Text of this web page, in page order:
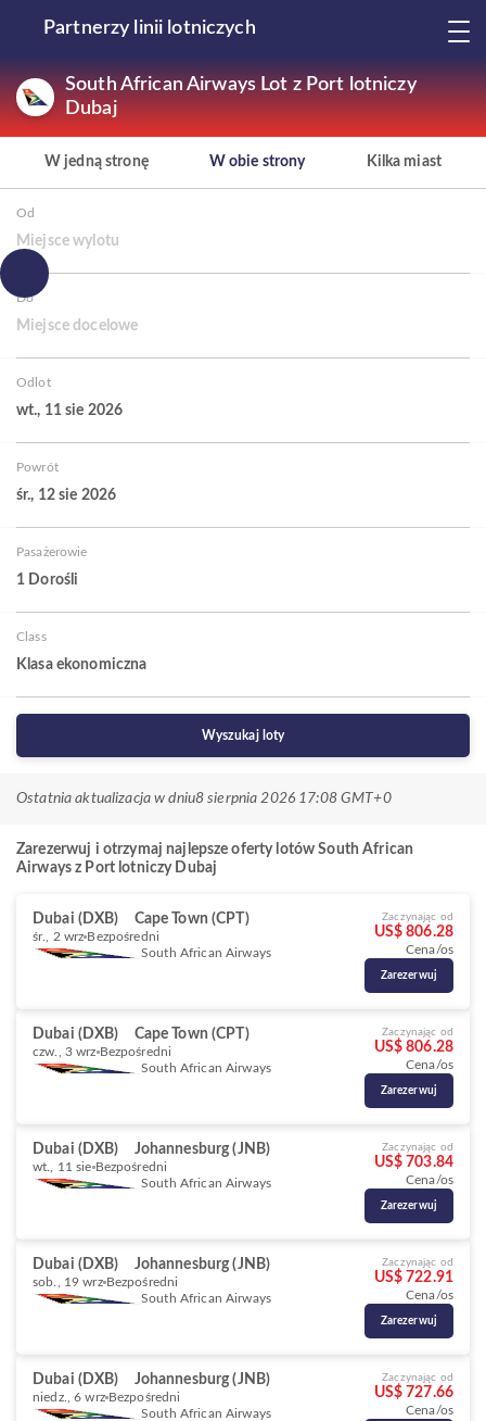
Partnerzy linii lotniczych
South African Airways Lot z Port lotniczy
Dubaj
W jedną stronę W obie strony Kilka miast
Od
Miejsce wylotu
Do
Miejsce docelowe
Odlot
wt., 11 sie 2026
Powrót
śr., 12 sie 2026
Pasażerowie
1 Dorośli
Class
Klasa ekonomiczna
Wyszukaj loty
Ostatnia aktualizacja w dniu8 sierpnia 2026 17:08 GMT+0
Zarezerwuj i otrzymaj najlepsze oferty lotów South African
Airways z Port lotniczy Dubaj
Dubai (DXB) Cape Town (CPT)
śr., 2 wrz Bezpośredni
South African Airways
Zaczynając od
US$ 806.28
Cena/os
Zarezerwuj
Dubai (DXB) Cape Town (CPT)
czw., 3 wrz Bezpośredni
South African Airways
Zaczynając od
US$ 806.28
Cena/os
Zarezerwuj
Dubai (DXB) Johannesburg (JNB)
wt., 11 sie Bezpośredni
South African Airways
Zaczynając od
US$ 703.84
Cena/os
Zarezerwuj
Dubai (DXB) Johannesburg (JNB)
sob., 19 wrz Bezpośredni
South African Airways
Zaczynając od
US$ 722.91
Cena/os
Zarezerwuj
Dubai (DXB) Johannesburg (JNB)
niedz., 6 wrz Bezpośredni
South African Airways
Zaczynając od
US$ 727.66
Cena/os